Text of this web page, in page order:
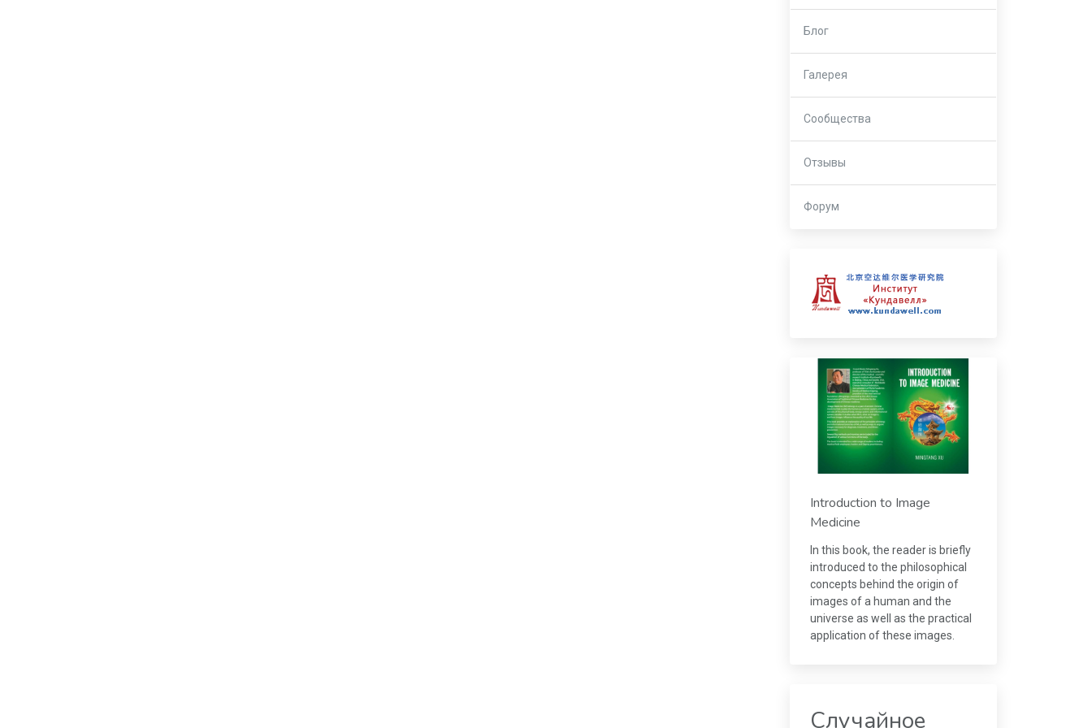
Блог
Галерея
Сообщества
Отзывы
Форум
Introduction to Image
Medicine
In this book, the reader is briefly
introduced to the philosophical
concepts behind the origin of
images of a human and the
universe as well as the practical
application of these images.
Случайное